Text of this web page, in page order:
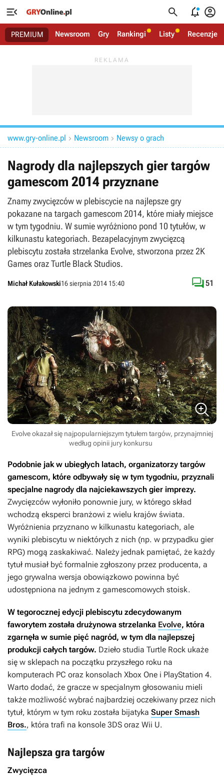
   
PREMIUM Newsroom Gry Rankingi Listy Recenzje
www.gry-online.pl  Newsroom  Newsy o grach
Nagrody dla najlepszych gier targów
gamescom 2014 przyznane
Znamy zwycięzców w plebiscycie na najlepsze gry
pokazane na targach gamescom 2014, które miały miejsce
w tym tygodniu. W sumie wyróżniono pond 10 tytułów, w
kilkunastu kategoriach. Bezapelacyjnym zwycięzcą
plebiscytu została strzelanka Evolve, stworzona przez 2K
Games oraz Turtle Black Studios.
Michał Kułakowski16 sierpnia 2014 15:40 51
Evolve okazał się najpopularniejszym tytułem targów, przynajmniej
według opinii jury konkursu
Podobnie jak w ubiegłych latach, organizatorzy targów
gamescom, które odbywały się w tym tygodniu, przyznali
specjalne nagrody dla najciekawszych gier imprezy.
Zwycięzców wyłoniło ponownie jury, w którego skład
wchodzą eksperci branżowi z wielu krajów świata.
Wyróżnienia przyznano w kilkunastu kategoriach, ale
wyniki plebiscytu w niektórych z nich (np. w przypadku gier
RPG) mogą zaskakiwać. Należy jednak pamiętać, że każdy
tytuł musiał być formalnie zgłoszony przez producenta, a
jego grywalna wersja obowiązkowo powinna być
udostępniona na jednym z gamescomowych stoisk.
W tegorocznej edycji plebiscytu zdecydowanym
faworytem została drużynowa strzelanka Evolve, która
zgarnęła w sumie pięć nagród, w tym dla najlepszej
produkcji całych targów. Dzieło studia Turtle Rock ukaże
się w sklepach na początku przyszłego roku na
komputerach PC oraz konsolach Xbox One i PlayStation 4.
Warto dodać, że gracze w specjalnym głosowaniu mieli
także możliwość wybrać najbardziej oczekiwany przez nich
tytuł, którym w tym roku została bijatyka Super Smash
Bros., która trafi na konsole 3DS oraz Wii U.
Najlepsza gra targów
Zwycięzca